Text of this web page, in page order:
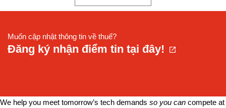
Muốn cập nhật thông tin về thuế?
Đăng ký nhận điểm tin tại đây!
We help you meet tomorrow’s tech demands so you can compete at